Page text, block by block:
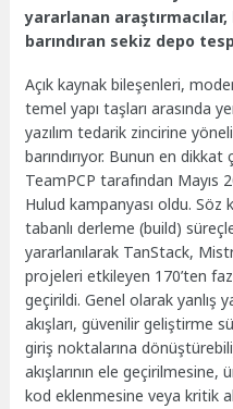
yararlanan
barındıran sekiz depo
Açık kaynak bileşenleri,
temel yapı taşları arasında
yazılım tedarik zincirine
barındırıyor. Bunun en
TeamPCP tarafından Mayıs
Hulud kampanyası oldu. Söz
tabanlı derleme (build)
yararlanılarak TanStack,
projeleri etkileyen 170’ten
geçirildi. Genel olarak yanlış
akışları, güvenilir geliştirme
giriş noktalarına
akışlarının ele
kod eklenmesine veya kritik